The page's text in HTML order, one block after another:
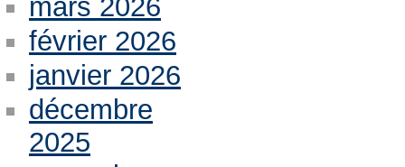
mars 2026
février 2026
janvier 2026
décembre
2025